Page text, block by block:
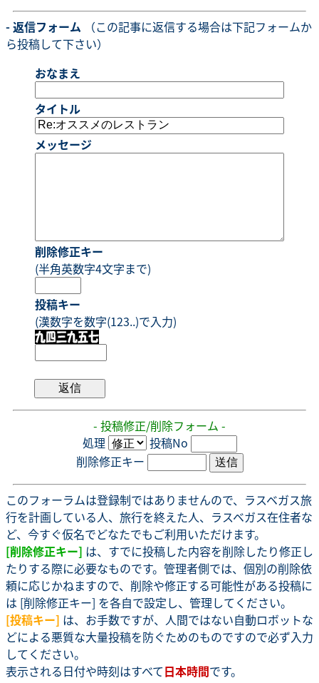
- 返信フォーム （この記事に返信する場合は下記フォームか
ら投稿して下さい）
おなまえ
タイトル
メッセージ
削除修正キー
(半角英数字4文字まで)
投稿キー
(漢数字を数字(123..)で入力)
- 投稿修正/削除フォーム -
処理
投稿No
削除修正キー
このフォーラムは登録制ではありませんので、ラスベガス旅
行を計画している人、旅行を終えた人、ラスベガス在住者な
ど、今すぐ仮名でどなたでもご利用いただけます。
[削除修正キー] は、すでに投稿した内容を削除したり修正し
たりする際に必要なものです。管理者側では、個別の削除依
頼に応じかねますので、削除や修正する可能性がある投稿に
は [削除修正キー] を各自で設定し、管理してください。
[投稿キー] は、お手数ですが、人間ではない自動ロボットな
どによる悪質な大量投稿を防ぐためのものですので必ず入力
してください。
表示される日付や時刻はすべて日本時間です。